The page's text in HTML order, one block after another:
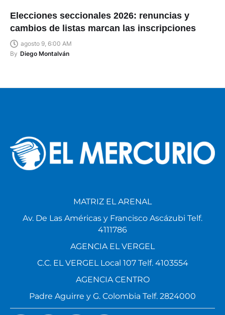
Elecciones seccionales 2026: renuncias y
cambios de listas marcan las inscripciones
agosto 9, 6:00 AM
By Diego Montalván
MATRIZ EL ARENAL
Av. De Las Américas y Francisco Ascázubi Telf.
4111786
AGENCIA EL VERGEL
C.C. EL VERGEL Local 107 Telf. 4103554
AGENCIA CENTRO
Padre Aguirre y G. Colombia Telf. 2824000